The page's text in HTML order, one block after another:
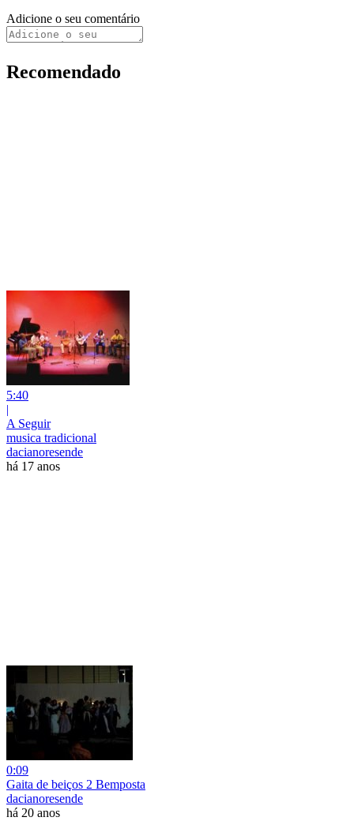
Adicione o seu comentário
Recomendado
5:40
|
A Seguir
musica tradicional
dacianoresende
há 17 anos
0:09
Gaita de beiços 2 Bemposta
dacianoresende
há 20 anos